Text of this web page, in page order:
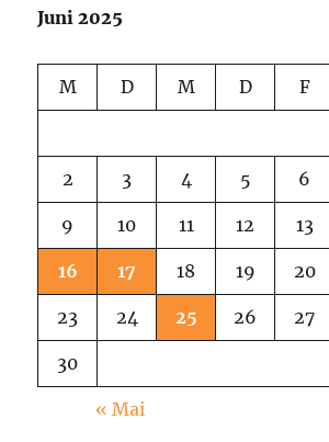
Juni 2025
M D M D F
2 3 4 5 6
9 10 11 12 13
16 17 18 19 20
23 24 25 26 27
30
« Mai